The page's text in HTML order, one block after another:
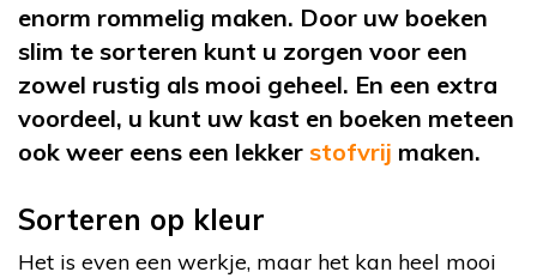
enorm rommelig maken. Door uw boeken
slim te sorteren kunt u zorgen voor een
zowel rustig als mooi geheel. En een extra
voordeel, u kunt uw kast en boeken meteen
ook weer eens een lekker stofvrij maken.
Sorteren op kleur
Het is even een werkje, maar het kan heel mooi